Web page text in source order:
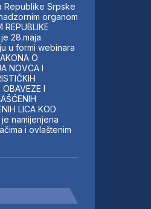
Republike Srpske
organom
REPUBLIKE
28.maja
u formi webinara
O
NOVCA I
I
LICA KOD
je namijenjena
i ovlaštenim